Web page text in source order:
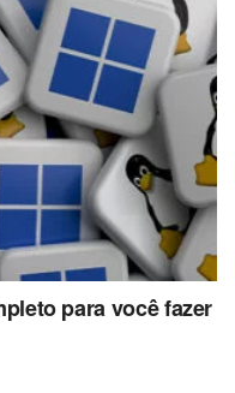
para você fazer